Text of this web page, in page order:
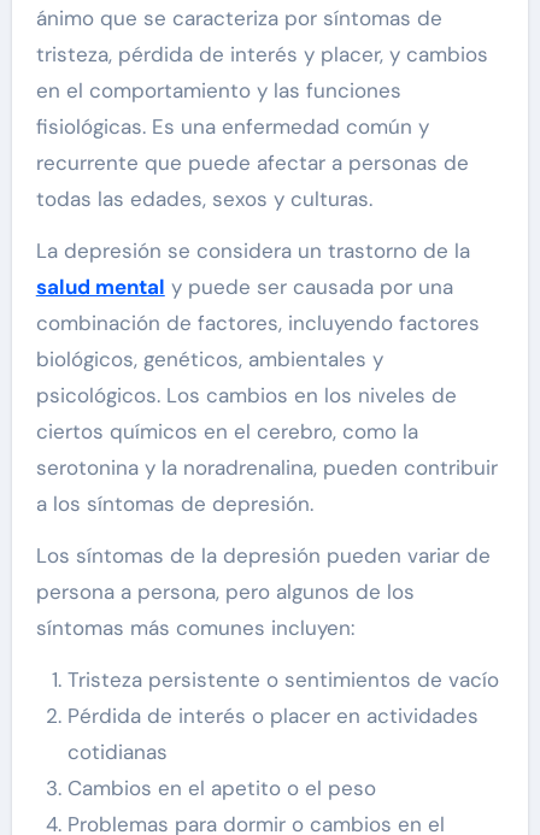
ánimo que se caracteriza por síntomas de
tristeza, pérdida de interés y placer, y cambios
en el comportamiento y las funciones
fisiológicas. Es una enfermedad común y
recurrente que puede afectar a personas de
todas las edades, sexos y culturas.
La depresión se considera un trastorno de la
salud mental y puede ser causada por una
combinación de factores, incluyendo factores
biológicos, genéticos, ambientales y
psicológicos. Los cambios en los niveles de
ciertos químicos en el cerebro, como la
serotonina y la noradrenalina, pueden contribuir
a los síntomas de depresión.
Los síntomas de la depresión pueden variar de
persona a persona, pero algunos de los
síntomas más comunes incluyen:
Tristeza persistente o sentimientos de vacío
Pérdida de interés o placer en actividades
cotidianas
Cambios en el apetito o el peso
Problemas para dormir o cambios en el